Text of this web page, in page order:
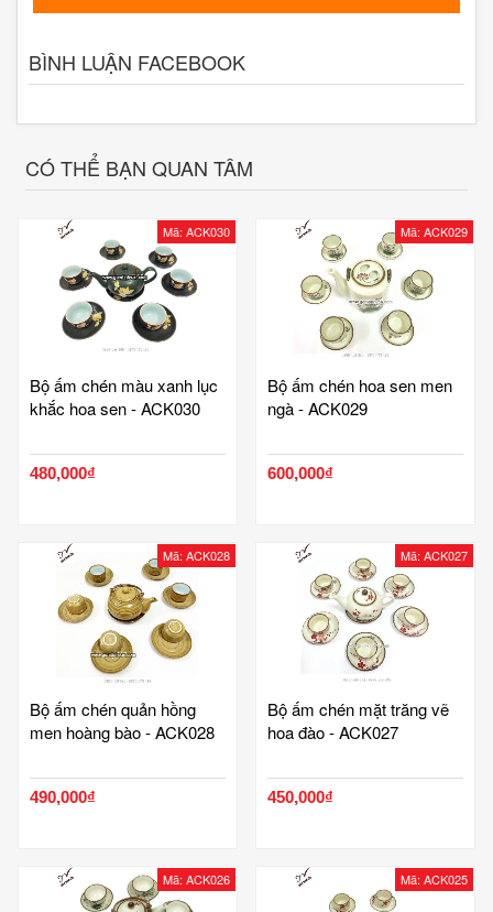
BÌNH LUẬN FACEBOOK
CÓ THỂ BẠN QUAN TÂM
Mã: ACK030
Bộ ấm chén màu xanh lục
khắc hoa sen - ACK030
480,000₫
Mã: ACK029
Bộ ấm chén hoa sen men
ngà - ACK029
600,000₫
Mã: ACK028
Bộ ấm chén quản hồng
men hoàng bào - ACK028
490,000₫
Mã: ACK027
Bộ ấm chén mặt trăng vẽ
hoa đào - ACK027
450,000₫
Mã: ACK026 Mã: ACK025